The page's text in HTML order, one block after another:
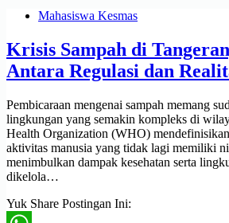
Mahasiswa Kesmas
Krisis Sampah di
Antara Regulasi dan
Pembicaraan mengenai sampah memang
lingkungan yang semakin kompleks di
Health Organization (WHO) mendefinisikan
aktivitas manusia yang tidak lagi memiliki
menimbulkan dampak kesehatan serta
dikelola…
Yuk Share Postingan Ini: